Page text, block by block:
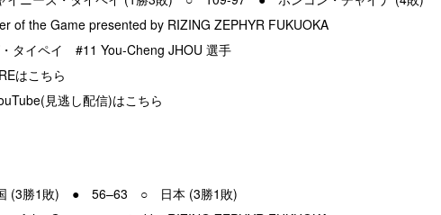
of the Game presented by RIZING ZEPHYR FUKUOKA
タイペイ #11 You-Cheng JHOU 選手
はこちら
見逃し配信)はこちら
(3勝1敗) ● 56–63 ○ 日本 (3勝1敗)